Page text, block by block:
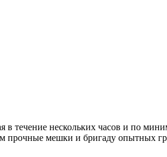
в течение нескольких часов и по
прочные мешки и бригаду опытных